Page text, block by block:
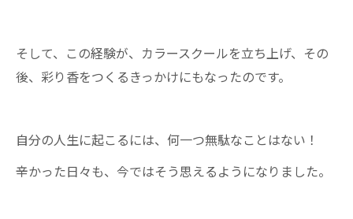
そして、この経験が、カラースクールを立ち上げ、その
後、彩り香をつくるきっかけにもなったのです。
自分の人生に起こるには、何一つ無駄なことはない！
辛かった日々も、今ではそう思えるようになりました。